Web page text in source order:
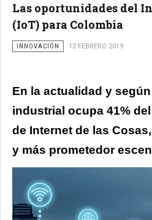
Las oportunidades del
(IoT) para Colombia
INNOVACIÓN 12 FEBRERO 2019
En la actualidad y
industrial ocupa 41%
de Internet de las
y más prometedor